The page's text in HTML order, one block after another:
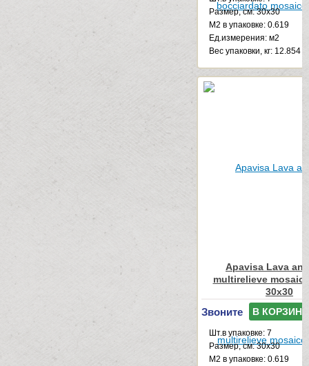
Размер, см: 30x30
М2 в упаковке: 0.619
Ед.измерения: м2
Веc упаковки, кг: 12.854
Apavisa Lava
multirelieve
30x30
Звоните В КОРЗИНУ
Шт.в упаковке: 7
Размер, см: 30x30
М2 в упаковке: 0.619